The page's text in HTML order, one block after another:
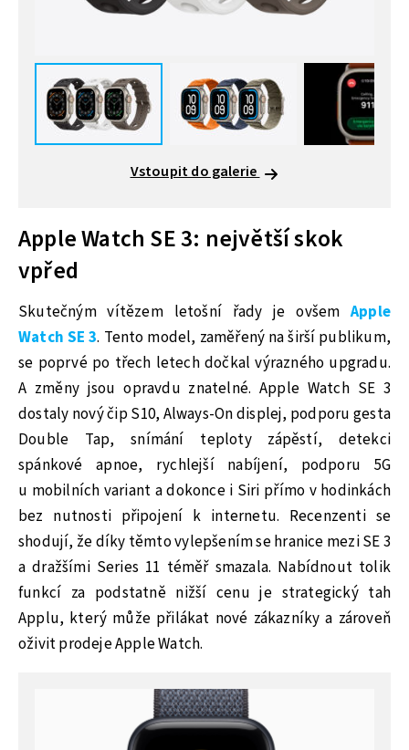
Vstoupit do galerie
Apple Watch SE 3: největší skok
vpřed
Skutečným vítězem letošní řady je ovšemApple
Watch SE 3. Tento model, zaměřený na širší publikum,
se poprvé po třech letech dočkal výrazného upgradu.
A změny jsou opravdu znatelné. Apple Watch SE 3
dostaly nový čip S10, Always-On displej, podporu gesta
Double Tap, snímání teploty zápěstí, detekci
spánkové apnoe, rychlejší nabíjení, podporu 5G
u mobilních variant a dokonce i Siri přímo v hodinkách
bez nutnosti připojení k internetu. Recenzenti se
shodují, že díky těmto vylepšením se hranice mezi SE 3
a dražšími Series 11 téměř smazala. Nabídnout tolik
funkcí za podstatně nižší cenu je strategický tah
Applu, který může přilákat nové zákazníky a zároveň
oživit prodeje Apple Watch.